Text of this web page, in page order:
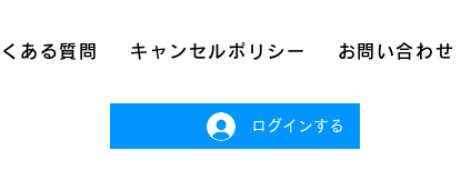
ある質問 キャンセルポリシー お問い合わせ
ログインする